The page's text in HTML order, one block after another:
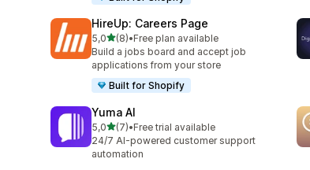
HireUp: Careers Page
5,0stelle su 5
(8)
8 recensioni totali
•Free plan available
Build a jobs board and accept job
applications from your store
Built for Shopify
Yuma AI
5,0stelle su 5
(7)
7 recensioni totali
•Free trial available
24/7 AI-powered customer support
automation